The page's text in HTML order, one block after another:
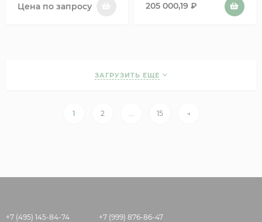
Цена по запросу 205 000,19 ₽
ЗАГРУЗИТЬ ЕЩЕ
1 2 15 →
+7 (495) 145-84-74 +7 (999) 876-86-47